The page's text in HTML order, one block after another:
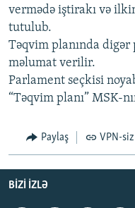
BIZIMLƏ ƏLAQƏ
XƏBƏR BÜLLETENLƏRIMIZ
vermədə iştirakı və
tutulub.
Təqvim planında
məlumat verilir.
Parlament seçkisi
“Təqvim planı” MSK-
Paylaş VPN-
BIZI IZLƏ